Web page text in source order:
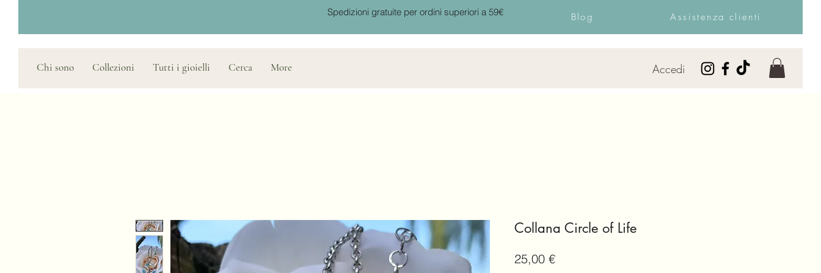
Blog Assistenza clienti
Spedizioni gratuite per ordini superiori a 59€
Chi sono Collezioni Tutti i gioielli Cerca More Accedi
Collana Circle of Life
25,00 €Prezzo